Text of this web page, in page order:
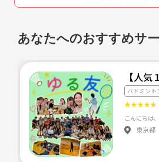
あなたへのおすすめサ
【人
バドミント
★★★★★
東京都